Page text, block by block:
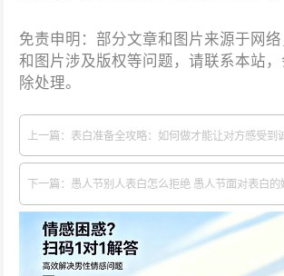
免责申明：部分文章和图片来源于网
和图片涉及版权等问题，请联系本站，
除处理。
上一篇：表白准备全攻略：如何做才能让对方感受到
下一篇：愚人节别人表白怎么拒绝 愚人节面对表白的